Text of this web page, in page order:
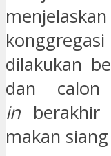
dilakukan
dan
in
makan